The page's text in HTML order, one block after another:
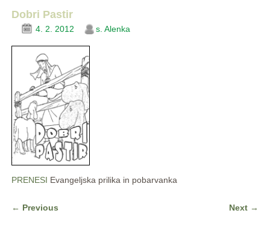
Dobri Pastir
4. 2. 2012 s. Alenka
PRENESI Evangeljska prilika in pobarvanka
← Previous Next →